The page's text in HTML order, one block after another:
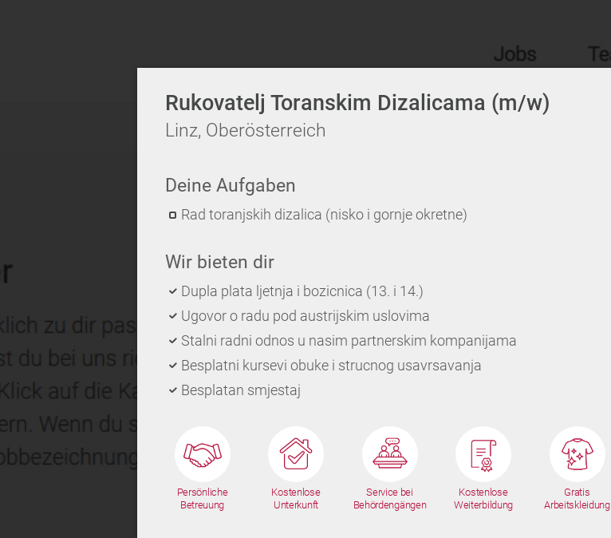
Rukovatelj Toranskim Dizalicama (m/w)
Linz, Oberösterreich
Deine Aufgaben
Rad toranjskih dizalica (nisko i gornje okretne)
Wir bieten dir
Dupla plata ljetnja i bozicnica (13. i 14.)
Ugovor o radu pod austrijskim uslovima
Stalni radni odnos u nasim partnerskim kompanijama
Besplatni kursevi obuke i strucnog usavrsavanja
Besplatan smjestaj
Persönliche
Betreuung
Kostenlose
Unterkunft
Service bei
Behördengängen
Kostenlose
Weiterbildung
Gratis
Arbeitskleidung